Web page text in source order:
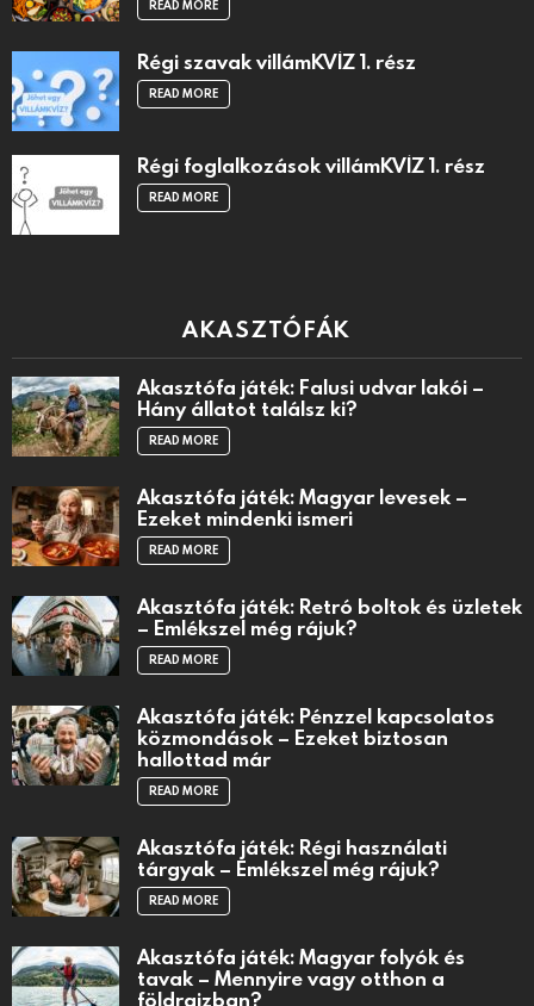
READ MORE
Régi szavak villámKVÍZ 1. rész
READ MORE
Régi foglalkozások villámKVÍZ 1. rész
READ MORE
AKASZTÓFÁK
Akasztófa játék: Falusi udvar lakói –
Hány állatot találsz ki?
READ MORE
Akasztófa játék: Magyar levesek –
Ezeket mindenki ismeri
READ MORE
Akasztófa játék: Retró boltok és üzletek
– Emlékszel még rájuk?
READ MORE
Akasztófa játék: Pénzzel kapcsolatos
közmondások – Ezeket biztosan
hallottad már
READ MORE
Akasztófa játék: Régi használati
tárgyak – Emlékszel még rájuk?
READ MORE
Akasztófa játék: Magyar folyók és
tavak – Mennyire vagy otthon a
földrajzban?